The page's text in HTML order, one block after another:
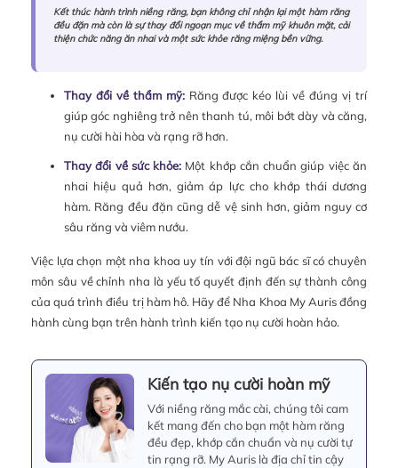
Kết thúc hành trình niềng răng, bạn không chỉ nhận lại một hàm răng
đều đặn mà còn là sự thay đổi ngoạn mục về thẩm mỹ khuôn mặt, cải
thiện chức năng ăn nhai và một sức khỏe răng miệng bền vững.
Thay đổi về thẩm mỹ:Răng được kéo lùi về đúng vị trí
giúp góc nghiêng trở nên thanh tú, môi bớt dày và căng,
nụ cười hài hòa và rạng rỡ hơn.
Thay đổi về sức khỏe: Một khớp cắn chuẩn giúp việc ăn
nhai hiệu quả hơn, giảm áp lực cho khớp thái dương
hàm. Răng đều đặn cũng dễ vệ sinh hơn, giảm nguy cơ
sâu răng và viêm nướu.
Việc lựa chọn một nha khoa uy tín với đội ngũ bác sĩ có chuyên
môn sâu về chỉnh nha là yếu tố quyết định đến sự thành công
của quá trình điều trị hàm hô. Hãy để Nha Khoa My Auris đồng
hành cùng bạn trên hành trình kiến tạo nụ cười hoàn hảo.
Kiến tạo nụ cười hoàn mỹ
Với niềng răng mắc cài, chúng tôi cam
kết mang đến cho bạn một hàm răng
đều đẹp, khớp cắn chuẩn và nụ cười tự
tin rạng rỡ. My Auris là địa chỉ tin cậy